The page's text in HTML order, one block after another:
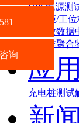
UPS电源测
配电柜/工
VSR微数据
数码类聚
应
充电桩测试
询